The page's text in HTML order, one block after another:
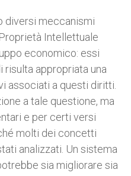
diversi meccanismi
Intellettuale
economico: essi
risulta appropriata una
associati a questi diritti.
a tale questione, ma
e per certi versi
molti dei concetti
analizzati. Un sistema
sia migliorare sia